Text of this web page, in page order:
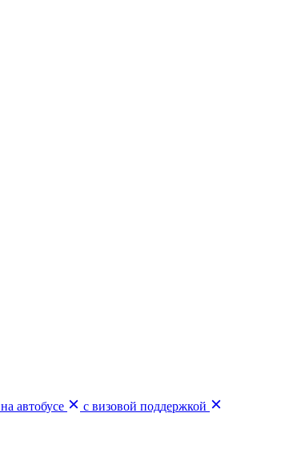
на автобусе
с визовой поддержкой